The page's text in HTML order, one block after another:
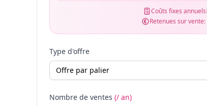
Coûts fixes annuels:
Retenues sur vente:
Type d'offre
Nombre de ventes (/ an)